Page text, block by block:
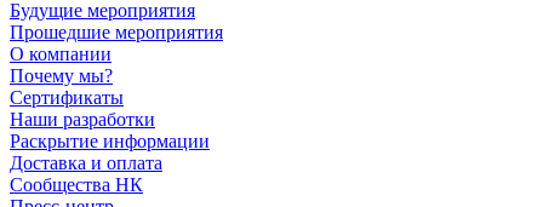
Будущие мероприятия
Прошедшие мероприятия
О компании
Почему мы?
Сертификаты
Наши разработки
Раскрытие информации
Доставка и оплата
Сообщества НК